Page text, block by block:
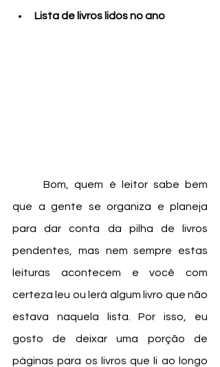
Lista de livros lidos no ano
	Bom, quem é leitor sabe bem
que a gente se organiza e planeja
para dar conta da pilha de livros
pendentes, mas nem sempre estas
leituras acontecem e você com
certeza leu ou lerá algum livro que não
estava naquela lista. Por isso, eu
gosto de deixar uma porção de
páginas para os livros que li ao longo